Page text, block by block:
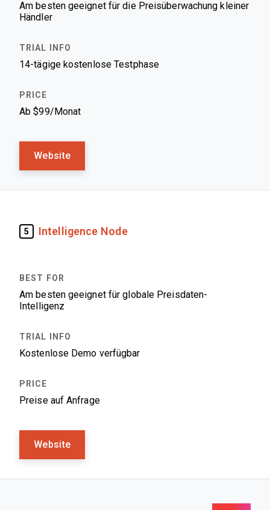
Am besten geeignet für die Preisüberwachung kleiner
Händler
14-tägige kostenlose Testphase
Ab $99/Monat
Website
5 Intelligence Node
Am besten geeignet für globale Preisdaten-
Intelligenz
Kostenlose Demo verfügbar
Preise auf Anfrage
Website